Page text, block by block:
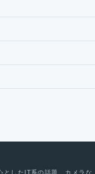
としたIT系の話題、カメラな